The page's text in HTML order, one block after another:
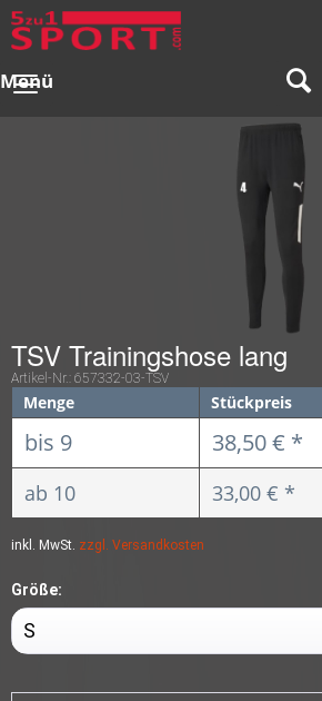
Menü
TSV Trainingshose lang
Artikel-Nr.: 657332-03-TSV
Menge Stückpreis
bis 9 38,50 € *
ab 10 33,00 € *
inkl. MwSt. zzgl. Versandkosten
Größe: